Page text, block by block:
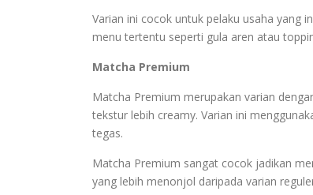
Varian ini cocok untuk pelaku usaha yang
menu tertentu seperti gula aren atau
Matcha Premium
Matcha Premium merupakan varian
tekstur lebih creamy. Varian ini
tegas.
Matcha Premium sangat cocok jadikan
yang lebih menonjol daripada varian